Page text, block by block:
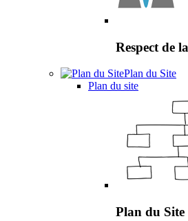
Respect de
Plan du Site
Plan du site
Plan du Site